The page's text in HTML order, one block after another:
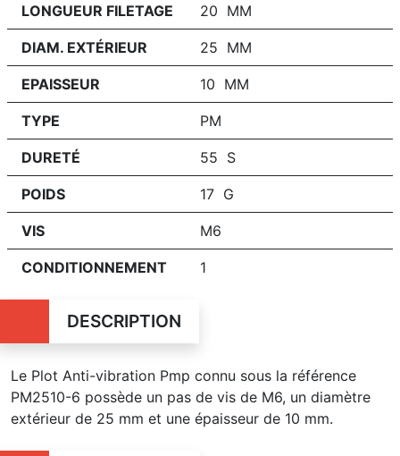
LONGUEUR FILETAGE 20 MM
DIAM. EXTÉRIEUR 25 MM
EPAISSEUR 10 MM
TYPE PM
DURETÉ 55 S
POIDS 17 G
VIS M6
CONDITIONNEMENT 1
DESCRIPTION
Le Plot Anti-vibration Pmp connu sous la référence
PM2510-6 possède un pas de vis de M6, un diamètre
extérieur de 25 mm et une épaisseur de 10 mm.